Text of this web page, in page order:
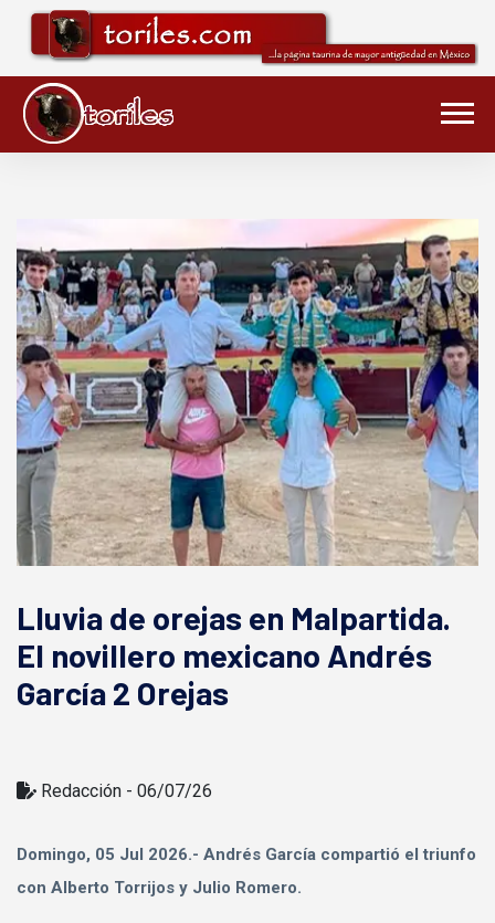
Lluvia de orejas en Malpartida.
El novillero mexicano Andrés
García 2 Orejas
Redacción - 06/07/26
Domingo, 05 Jul 2026.- Andrés García compartió el triunfo
con Alberto Torrijos y Julio Romero.